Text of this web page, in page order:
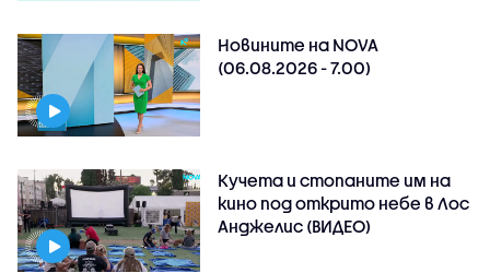
Новините на NOVA
(06.08.2026 - 7.00)
Кучета и стопаните им на
кино под открито небе в Лос
Анджелис (ВИДЕО)